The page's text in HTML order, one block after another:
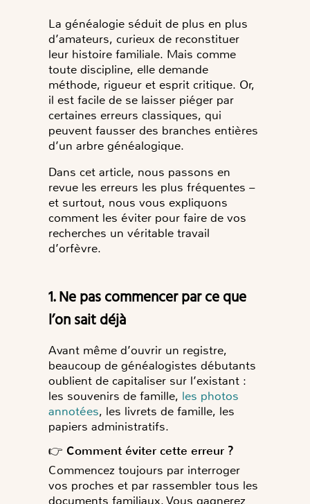
La généalogie séduit de plus en plus
d’amateurs, curieux de reconstituer
leur histoire familiale. Mais comme
toute discipline, elle demande
méthode, rigueur et esprit critique. Or,
il est facile de se laisser piéger par
certaines erreurs classiques, qui
peuvent fausser des branches entières
d’un arbre généalogique.
Dans cet article, nous passons en
revue les erreurs les plus fréquentes –
et surtout, nous vous expliquons
comment les éviter pour faire de vos
recherches un véritable travail
d’orfèvre.
1. Ne pas commencer par ce que
l’on sait déjà
Avant même d’ouvrir un registre,
beaucoup de généalogistes débutants
oublient de capitaliser sur l’existant :
les souvenirs de famille, les photos
annotées, les livrets de famille, les
papiers administratifs.
👉 Comment éviter cette erreur ?
Commencez toujours par interroger
vos proches et par rassembler tous les
documents familiaux. Vous gagnerez